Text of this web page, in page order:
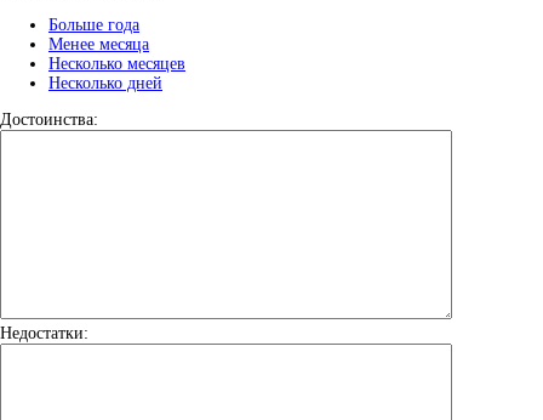
Больше года
Менее месяца
Несколько месяцев
Несколько дней
Достоинства:
Недостатки: